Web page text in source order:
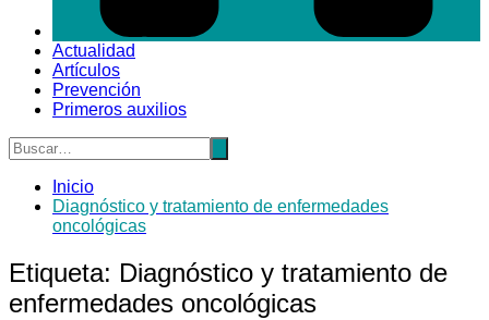
Actualidad
Artículos
Prevención
Primeros auxilios
Inicio
Diagnóstico y tratamiento de enfermedades
oncológicas
Etiqueta: Diagnóstico y tratamiento de
enfermedades oncológicas